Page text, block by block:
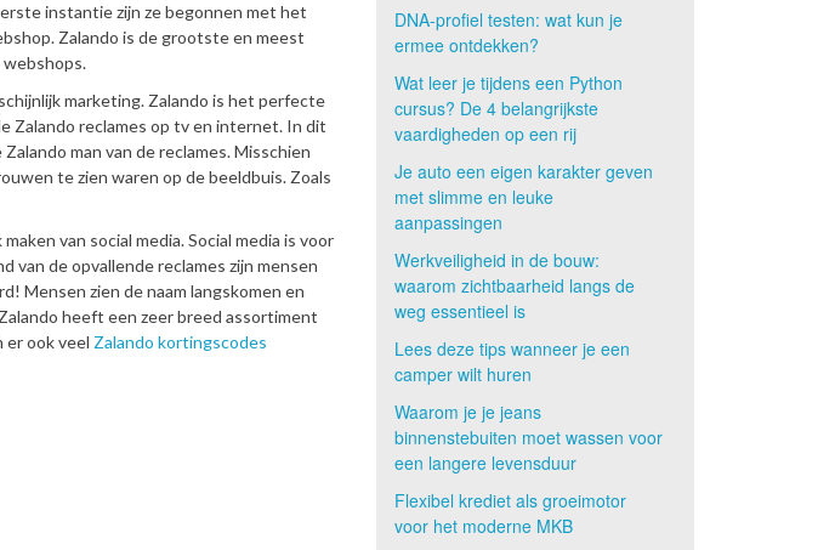
instantie zijn ze begonnen met het
Zalando is de grootste en meest
webshops.
marketing. Zalando is het perfecte
Zalando reclames op tv en internet. In dit
man van de reclames. Misschien
te zien waren op de beeldbuis. Zoals
van social media. Social media is voor
van de opvallende reclames zijn mensen
Mensen zien de naam langskomen en
heeft een zeer breed assortiment
er ook veel Zalando kortingscodes
DNA-profiel testen: wat kun je
ermee ontdekken?
Wat leer je tijdens een Python
cursus? De 4 belangrijkste
vaardigheden op een rij
Je auto een eigen karakter geven
met slimme en leuke
aanpassingen
Werkveiligheid in de bouw:
waarom zichtbaarheid langs de
weg essentieel is
Lees deze tips wanneer je een
camper wilt huren
Waarom je je jeans
binnenstebuiten moet wassen voor
een langere levensduur
Flexibel krediet als groeimotor
voor het moderne MKB